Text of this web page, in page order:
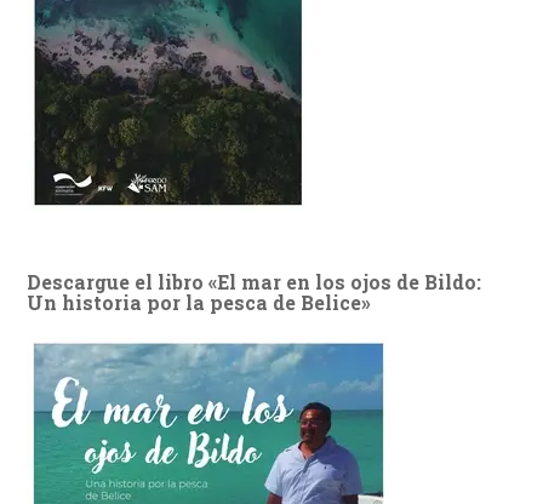
Descargue el libro «El mar en los ojos de Bildo:
Un historia por la pesca de Belice»